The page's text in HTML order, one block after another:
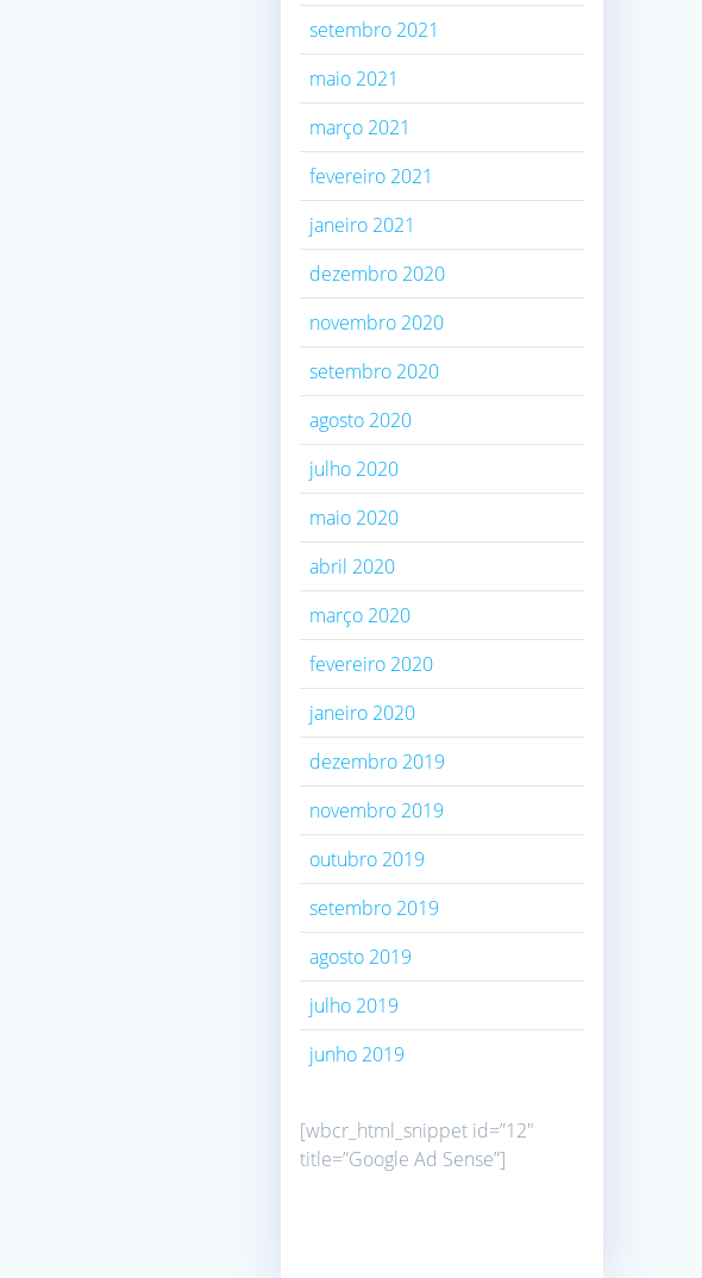
setembro 2021
maio 2021
março 2021
fevereiro 2021
janeiro 2021
dezembro 2020
novembro 2020
setembro 2020
agosto 2020
julho 2020
maio 2020
abril 2020
março 2020
fevereiro 2020
janeiro 2020
dezembro 2019
novembro 2019
outubro 2019
setembro 2019
agosto 2019
julho 2019
junho 2019
[wbcr_html_snippet id=”12″
title=”Google Ad Sense”]